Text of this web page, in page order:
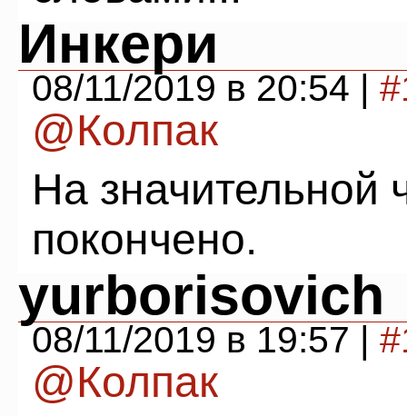
Инкери
08/11/2019 в 20:54 |
@Колпак
На значительной
покончено.
yurborisovich
08/11/2019 в 19:57 |
@Колпак